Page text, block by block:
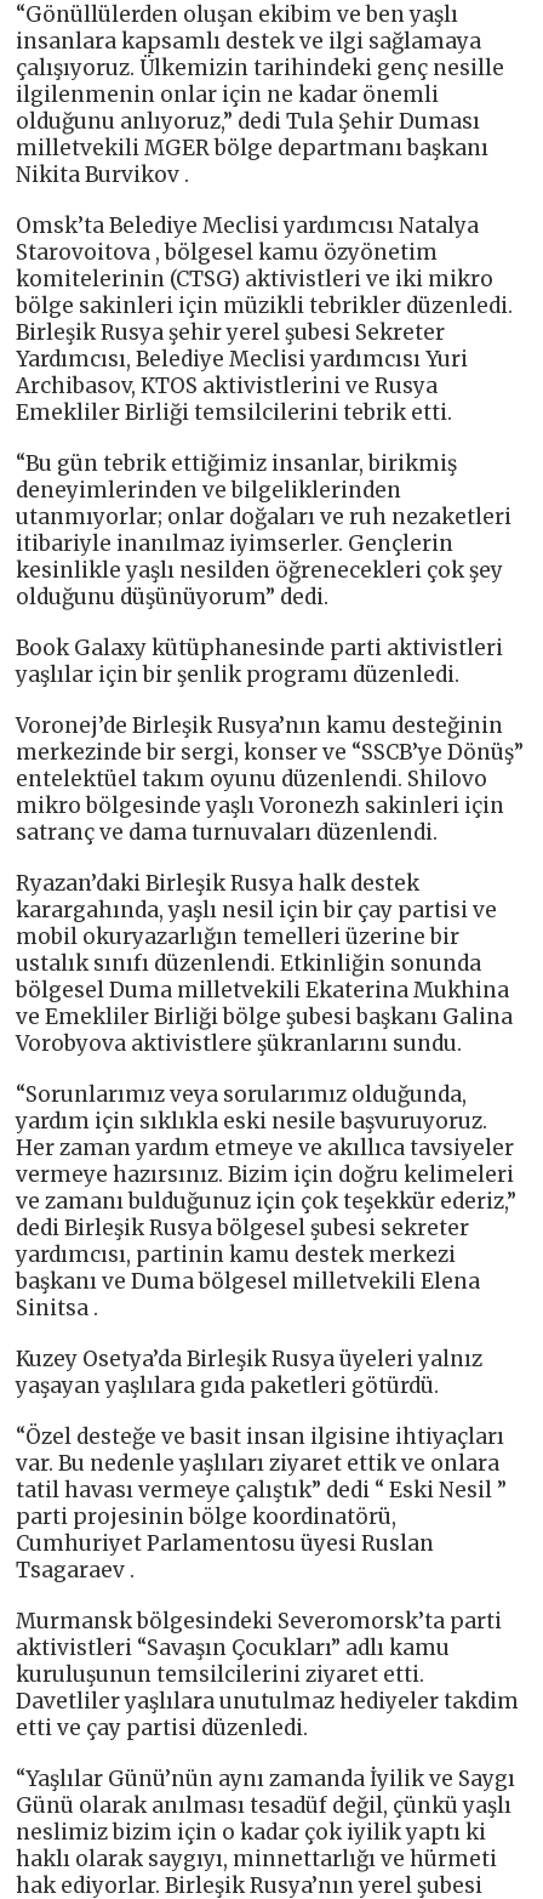
“Gönüllülerden oluşan ekibim ve ben yaşlı
insanlara kapsamlı destek ve ilgi sağlamaya
çalışıyoruz. Ülkemizin tarihindeki genç nesille
ilgilenmenin onlar için ne kadar önemli
olduğunu anlıyoruz,” dedi Tula Şehir Duması
milletvekili MGER bölge departmanı başkanı
Nikita Burvikov .
Omsk’ta Belediye Meclisi yardımcısı Natalya
Starovoitova , bölgesel kamu özyönetim
komitelerinin (CTSG) aktivistleri ve iki mikro
bölge sakinleri için müzikli tebrikler düzenledi.
Birleşik Rusya şehir yerel şubesi Sekreter
Yardımcısı, Belediye Meclisi yardımcısı Yuri
Archibasov, KTOS aktivistlerini ve Rusya
Emekliler Birliği temsilcilerini tebrik etti.
“Bu gün tebrik ettiğimiz insanlar, birikmiş
deneyimlerinden ve bilgeliklerinden
utanmıyorlar; onlar doğaları ve ruh nezaketleri
itibariyle inanılmaz iyimserler. Gençlerin
kesinlikle yaşlı nesilden öğrenecekleri çok şey
olduğunu düşünüyorum” dedi.
Book Galaxy kütüphanesinde parti aktivistleri
yaşlılar için bir şenlik programı düzenledi.
Voronej’de Birleşik Rusya’nın kamu desteğinin
merkezinde bir sergi, konser ve “SSCB’ye Dönüş”
entelektüel takım oyunu düzenlendi. Shilovo
mikro bölgesinde yaşlı Voronezh sakinleri için
satranç ve dama turnuvaları düzenlendi.
Ryazan’daki Birleşik Rusya halk destek
karargahında, yaşlı nesil için bir çay partisi ve
mobil okuryazarlığın temelleri üzerine bir
ustalık sınıfı düzenlendi. Etkinliğin sonunda
bölgesel Duma milletvekili Ekaterina Mukhina
ve Emekliler Birliği bölge şubesi başkanı Galina
Vorobyova aktivistlere şükranlarını sundu.
“Sorunlarımız veya sorularımız olduğunda,
yardım için sıklıkla eski nesile başvuruyoruz.
Her zaman yardım etmeye ve akıllıca tavsiyeler
vermeye hazırsınız. Bizim için doğru kelimeleri
ve zamanı bulduğunuz için çok teşekkür ederiz,”
dedi Birleşik Rusya bölgesel şubesi sekreter
yardımcısı, partinin kamu destek merkezi
başkanı ve Duma bölgesel milletvekili Elena
Sinitsa .
Kuzey Osetya’da Birleşik Rusya üyeleri yalnız
yaşayan yaşlılara gıda paketleri götürdü.
“Özel desteğe ve basit insan ilgisine ihtiyaçları
var. Bu nedenle yaşlıları ziyaret ettik ve onlara
tatil havası vermeye çalıştık” dedi “ Eski Nesil ”
parti projesinin bölge koordinatörü,
Cumhuriyet Parlamentosu üyesi Ruslan
Tsagaraev .
Murmansk bölgesindeki Severomorsk’ta parti
aktivistleri “Savaşın Çocukları” adlı kamu
kuruluşunun temsilcilerini ziyaret etti.
Davetliler yaşlılara unutulmaz hediyeler takdim
etti ve çay partisi düzenledi.
“Yaşlılar Günü’nün aynı zamanda İyilik ve Saygı
Günü olarak anılması tesadüf değil, çünkü yaşlı
neslimiz bizim için o kadar çok iyilik yaptı ki
haklı olarak saygıyı, minnettarlığı ve hürmeti
hak ediyorlar. Birleşik Rusya’nın yerel şubesi